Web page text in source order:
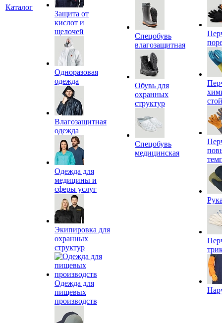
Каталог
Защита от
кислот и
щелочей
Одноразовая
одежда
Влагозащитная
одежда
Одежда для
медицины и
сферы услуг
Экипировка для
охранных
структур
Одежда для
пищевых
производств
Спецобувь
влагозащитная
Обувь для
охранных
структур
Спецобувь
медицинская